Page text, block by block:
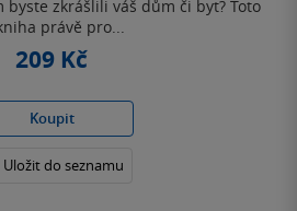
zkrášlili váš dům či byt? Toto
právě pro...
209 Kč
Koupit
Uložit do seznamu